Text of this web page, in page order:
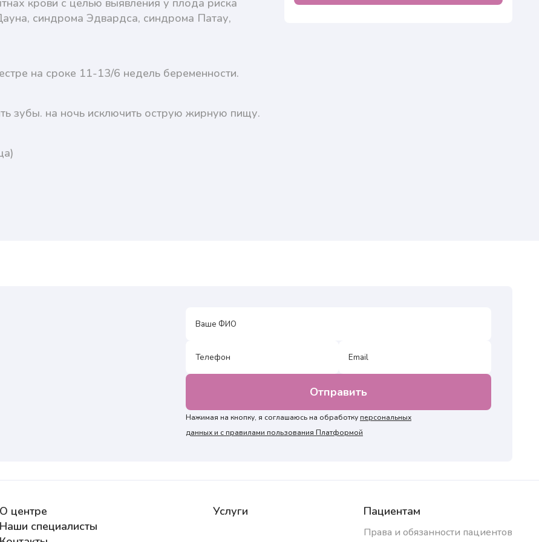
крови с целью выявления у плода риска
синдрома Эдвардса, синдрома Патау,
на сроке 11-13/6 недель беременности.
зубы. на ночь исключить острую жирную пищу.
Нажимая на кнопку, я соглашаюсь на обработкуперсональных
данных и с правилами пользования Платформой
О центре
Наши специалисты
Услуги Пациентам
Права и обязанности пациентов